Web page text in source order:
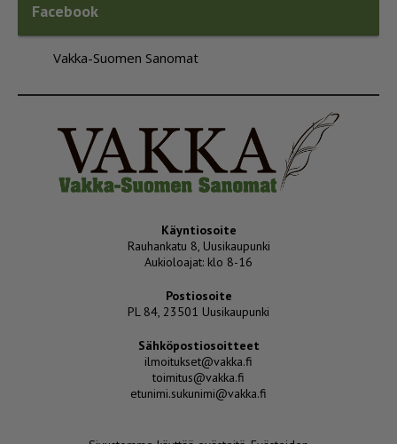
Facebook
Vakka-Suomen Sanomat
Käyntiosoite
Rauhankatu 8, Uusikaupunki
Aukioloajat: klo 8-16
Postiosoite
PL 84, 23501 Uusikaupunki
Sähköpostiosoitteet
ilmoitukset@vakka.fi
toimitus@vakka.fi
etunimi.sukunimi@vakka.fi